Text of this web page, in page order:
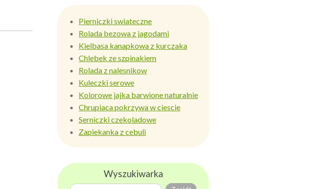
Pierniczki swiateczne
Rolada bezowa z jagodami
Kielbasa kanapkowa z kurczaka
Chlebek ze szpinakiem
Rolada z nalesnikow
Kuleczki serowe
Kolorowe jajka barwione naturalnie
Chrupiaca pokrzywa w ciescie
Serniczki czekoladowe
Zapiekanka z cebuli
Wyszukiwarka